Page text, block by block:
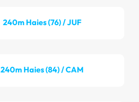
240m Haies (76) / JUF
240m Haies (84) / CAM